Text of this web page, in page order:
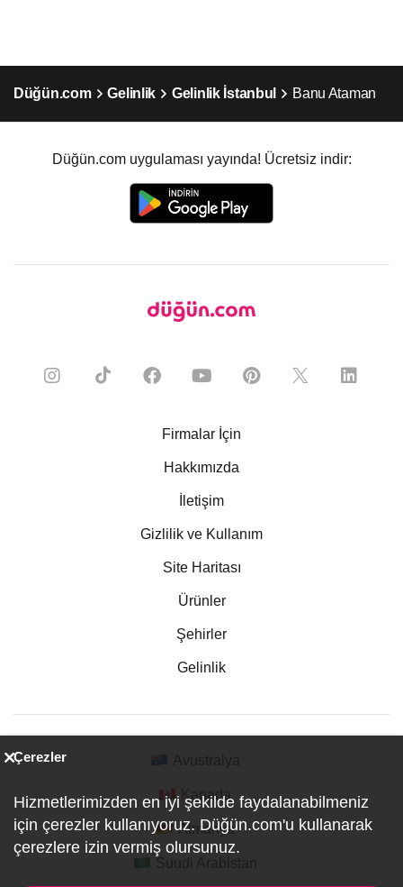
Düğün.com Gelinlik Gelinlik İstanbul Banu Ataman
Düğün.com uygulaması yayında! Ücretsiz indir:
Firmalar İçin
Hakkımızda
İletişim
Gizlilik ve Kullanım
Site Haritası
Ürünler
Şehirler
Gelinlik
Kanada
Almanya
Çerezler
Hizmetlerimizden en iyi şekilde faydalanabilmeniz
için çerezler kullanıyoruz. Düğün.com'u kullanarak
çerezlere izin vermiş olursunuz.